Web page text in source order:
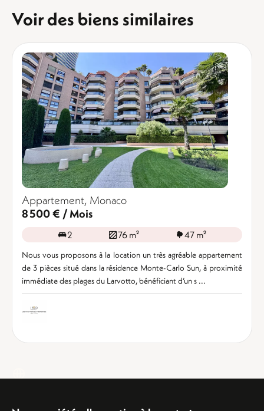
Voir des biens similaires
Appartement, Monaco
8 500 € / Mois
2 76 m² 47 m²
Nous vous proposons à la location un très agréable appartement
de 3 pièces situé dans la résidence Monte-Carlo Sun, à proximité
immédiate des plages du Larvotto, bénéficiant d’un s ...